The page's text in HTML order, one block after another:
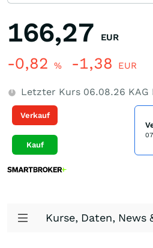
166,27 EUR
-0,82 % -1,38 EUR
Letzter Kurs 06.08.26 KAG
Verkauf
Kauf
Kurse, Daten, News